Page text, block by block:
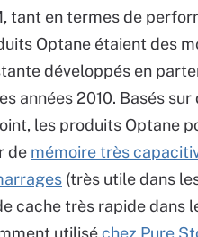
tant en termes de
Optane étaient des
développés en
années 2010. Basés
les produits Optane
de mémoire très
(très utile dans
cache très rapide dans
utiliséchez Pure